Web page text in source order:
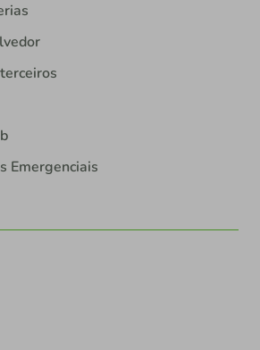
Emergenciais